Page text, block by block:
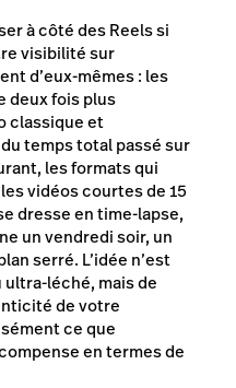
à côté des Reels si
visibilité sur
d’eux-mêmes : les
deux fois plus
classique et
temps total passé sur
les formats qui
vidéos courtes de 15
dresse en time-lapse,
un vendredi soir, un
serré. L’idée n’est
léché, mais de
de votre
ce que
en termes de